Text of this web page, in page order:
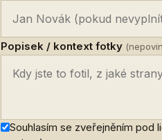
Popisek / kontext fotky
Souhlasím se zveřejněním pod